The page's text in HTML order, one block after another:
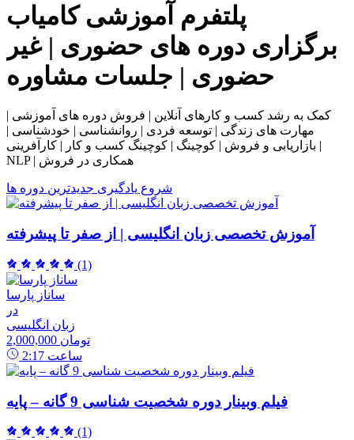
پلتفرم آموزشی کامیاب
برگزاری دوره های حضوری | غیر
حضوری | جلسات مشاوره
کمک به رشد کسب و کارهای آنلاین | فروش دوره های آموزشی |
مهارت های زندگی | توسعه فردی | روانشناسی | خودشناسی |
بازاریابی و فروش | کوچینگ | کوچینگ کسب و کار | کارآفرینی |
NLP | همکاری در فروش
شروع یادگیری جدیدترین دوره ها
آموزش تخصصی زبان انگلیسی | از صفر تا پیشرفته
(1)
ساناز پارسا
در
زبان انگلیسی
2,000,000 تومان
2:17 ساعت
فیلم وبینار دوره شخصیت شناسی 9 گانه – پایه
(1)